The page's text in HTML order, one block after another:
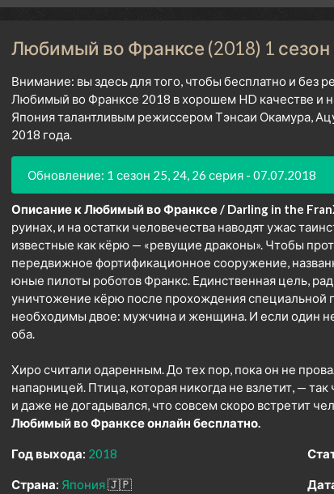
Любимый во Франксе (2018) 1 сезон
Внимание: вы здесь для того, чтобы бесплатно и без
Любимый во Франксе 2018 в хорошем HD качестве и
Япония талантливым режиссером Тэнсаи Окамура,
2018 года.
Обновление: 1 сезон 25, 24, 26 серия - 07.07.2018
Описание к Любимый во Франксе / Darling in the
руинах, и на остатки человечества наводят ужас
известные как кёрю — «ревущие драконы». Чтобы
передвижное фортификационное сооружение,
юные пилоты роботов Франкс. Единственная цель,
уничтожение кёрю после прохождения специальной
необходимы двое: мужчина и женщина. И если один
оба.
Хиро считали одаренным. До тех пор, пока он не
напарницей. Птица, которая никогда не взлетит, —
и даже не догадывался, что совсем скоро встретит
Любимый во Франксе онлайн бесплатно.
Год выхода: 2018
Страна: Япония🇯🇵